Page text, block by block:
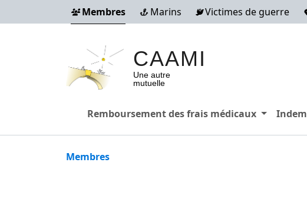
Aller au contenu principal
Membres Marins Victimes de guerre
CAAMI
Une autre
mutuelle
Members
Remboursement des frais médicaux Expand
Fil d'Ariane
Membres